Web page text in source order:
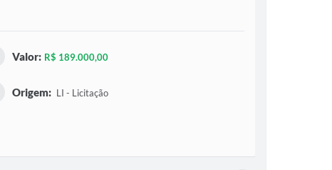
Valor: R$ 189.000,00
Origem: LI - Licitação